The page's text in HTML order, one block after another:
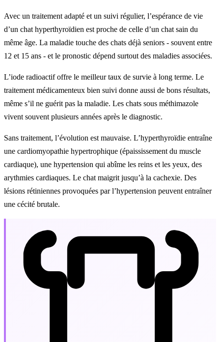
Avec un traitement adapté et un suivi régulier, l’espérance de vie
d’un chat hyperthyroïdien est proche de celle d’un chat sain du
même âge. La maladie touche des chats déjà seniors - souvent entre
12 et 15 ans - et le pronostic dépend surtout des maladies associées.
L’iode radioactif offre le meilleur taux de survie à long terme. Le
traitement médicamenteux bien suivi donne aussi de bons résultats,
même s’il ne guérit pas la maladie. Les chats sous méthimazole
vivent souvent plusieurs années après le diagnostic.
Sans traitement, l’évolution est mauvaise. L’hyperthyroïdie entraîne
une cardiomyopathie hypertrophique (épaississement du muscle
cardiaque), une hypertension qui abîme les reins et les yeux, des
arythmies cardiaques. Le chat maigrit jusqu’à la cachexie. Des
lésions rétiniennes provoquées par l’hypertension peuvent entraîner
une cécité brutale.